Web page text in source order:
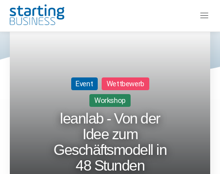
Event
Wettbewerb
Workshop
leanlab - Von der
Idee zum
Geschäftsmodell in
48 Stunden